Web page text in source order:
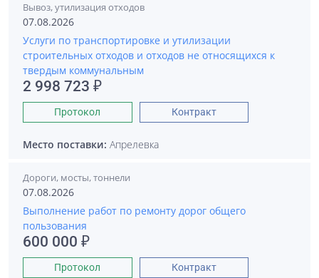
Вывоз, утилизация отходов
07.08.2026
Услуги по транспортировке и утилизации
строительных отходов и отходов не относящихся к
твердым коммунальным
2 998 723 ₽
Протокол Контракт
Место поставки: Апрелевка
Дороги, мосты, тоннели
07.08.2026
Выполнение работ по ремонту дорог общего
пользования
600 000 ₽
Протокол Контракт